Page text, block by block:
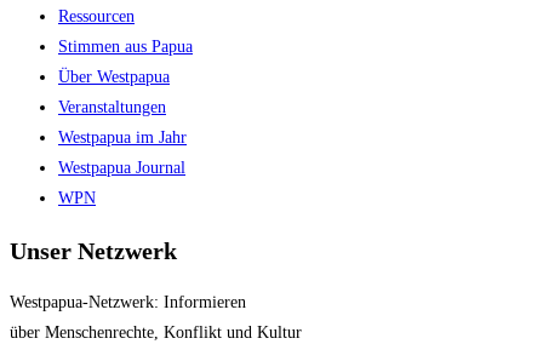
Ressourcen
Stimmen aus Papua
Über Westpapua
Veranstaltungen
Westpapua im Jahr
Westpapua Journal
WPN
Unser Netzwerk
Westpapua-Netzwerk: Informieren
über Menschenrechte, Konflikt und Kultur